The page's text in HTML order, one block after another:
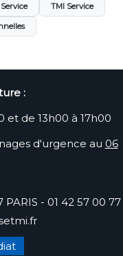
TMI Service
:
et de 13h00 à 17h00
d'urgence au 06
PARIS - 01 42 57 00 77